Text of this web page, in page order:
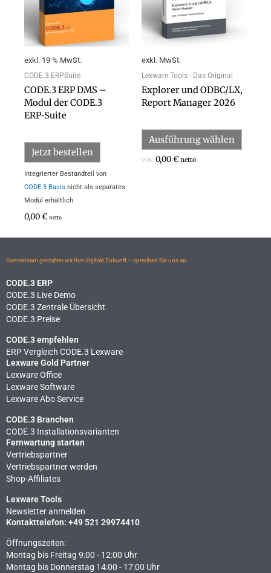
exkl. 19 % MwSt.
CODE.3 ERPSuite
CODE.3 ERP DMS –
Modul der CODE.3
ERP‑Suite
Jetzt bestellen
Integrierter Bestandteil von
CODE.3 Basis nicht als separates
Modul erhältlich
0,00€ netto
exkl. MwSt.
Lexware Tools - Das Original
Explorer und ODBC/LX,
Report Manager 2026
Ausführung wählen
VON:0,00€ netto
Gemeinsam gestalten wir Ihre digitale Zukunft – sprechen Sie uns an.
CODE.3 ERP
CODE.3 Live Demo
CODE.3 Zentrale Übersicht
CODE.3 Preise
CODE.3 empfehlen
ERP Vergleich CODE.3 Lexware
Lexware Gold Partner
Lexware Office
Lexware Software
Lexware Abo Service
CODE.3 Branchen
CODE.3 Installationsvarianten
Fernwartung starten
Vertriebspartner
Vertriebspartner werden
Shop-Affiliates
Lexware Tools
Newsletter anmelden
Kontakttelefon: +49 521 29974410
Öffnungszeiten:
Montag bis Freitag 9:00 - 12:00 Uhr
Montag bis Donnerstag 14:00 - 17:00 Uhr